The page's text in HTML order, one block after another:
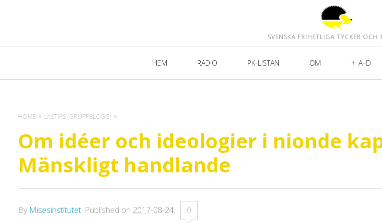
SVENSKA FRIHETLIGA TYCKER OCH
HEM RADIO PK-LISTAN OM A–D
HOME LÄSTIPS (GRUPPBLOGG)
Om idéer och ideologier i nionde
Mänskligt handlande
By Misesinstitutet. Published on 2017-08-24. 0